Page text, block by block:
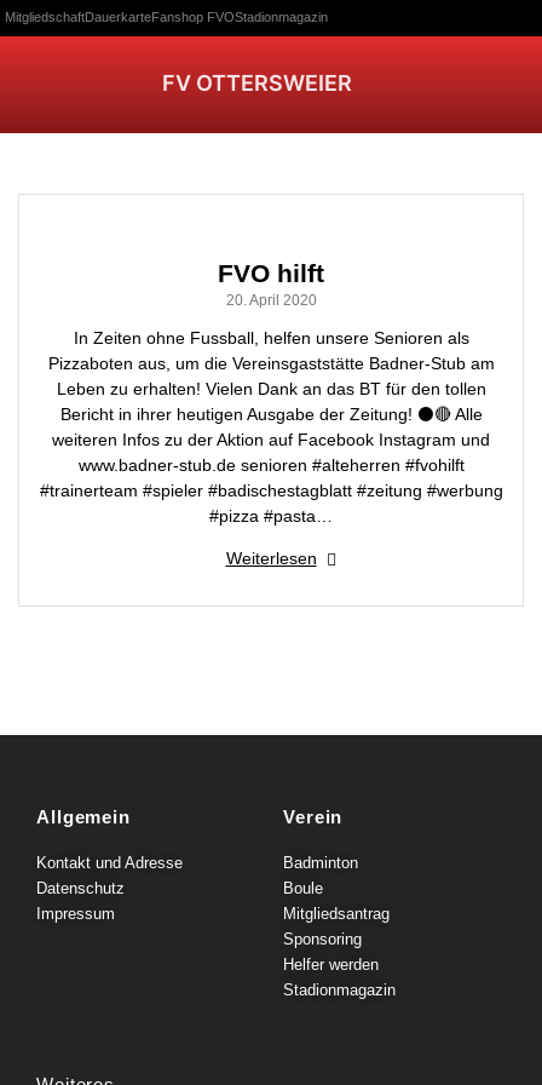
MitgliedschaftDauerkarteFanshop FVOStadionmagazin
FV OTTERSWEIER
FVO hilft
20. April 2020
In Zeiten ohne Fussball, helfen unsere Senioren als
Pizzaboten aus, um die Vereinsgaststätte Badner-Stub am
Leben zu erhalten! Vielen Dank an das BT für den tollen
Bericht in ihrer heutigen Ausgabe der Zeitung! ⚫🔴 Alle
weiteren Infos zu der Aktion auf Facebook Instagram und
www.badner-stub.de senioren #alteherren #fvohilft
#trainerteam #spieler #badischestagblatt #zeitung #werbung
#pizza #pasta…
Weiterlesen
Allgemein
Kontakt und Adresse
Datenschutz
Impressum
Verein
Badminton
Boule
Mitgliedsantrag
Sponsoring
Helfer werden
Stadionmagazin